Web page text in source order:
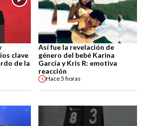
clave
de la
Así fue la revelación de
género del bebé Karina
García y Kris R: emotiva
reacción
Hace5 horas